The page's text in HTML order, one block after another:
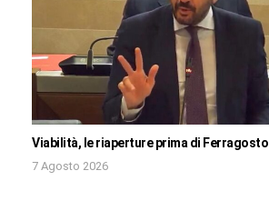
Viabilità, le riaperture prima di Ferragosto
7 Agosto 2026